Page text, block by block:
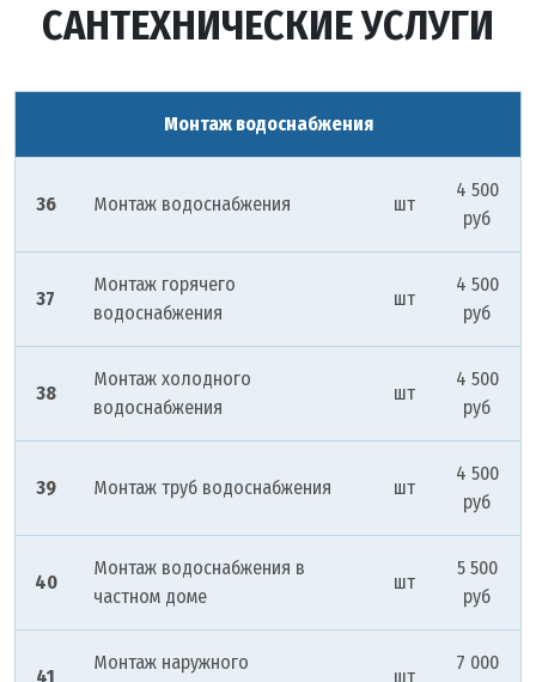
САНТЕХНИЧЕСКИЕ УСЛУГИ
Монтаж водоснабжения
36 Монтаж водоснабжения шт
4 500
руб
37
Монтаж горячего
водоснабжения
шт
4 500
руб
38
Монтаж холодного
водоснабжения
шт
4 500
руб
39 Монтаж труб водоснабжения шт
4 500
руб
40
Монтаж водоснабжения в
частном доме
шт
5 500
руб
41
Монтаж наружного
шт
7 000